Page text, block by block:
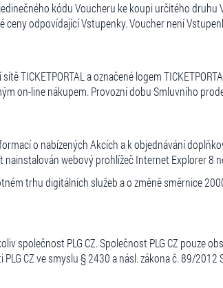
kódu Voucheru ke koupi určitého
odpovídající Vstupenky. Voucher není
TICKETPORTAL a označené logem
on-line nákupem. Provozní dobu Smluvního
o nabízených Akcích a k objednávání
webový prohlížeč Internet Explorer 8
trhu digitálních služeb a o změně směrnice
společnost PLG CZ. Společnost PLG CZ pouze
CZ ve smyslu § 2430 a násl. zákona č. 89/2012